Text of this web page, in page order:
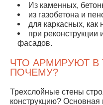
Из каменных,
из газобетона и
для каркасных, как
при
фасадов.
ЧТО АРМИРУЮТ В
ПОЧЕМУ?
Трехслойные стены
конструкцию?